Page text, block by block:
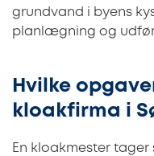
grundvand i byens
planlægning og
Hvilke
kloakfirma i
En kloakmester